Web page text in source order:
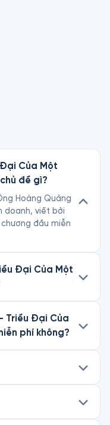
Của Một
đề gì?
Hoàng Quảng
doanh, viết bởi
đầu miễn
Đại Của Một
Triều Đại Của
phí không?